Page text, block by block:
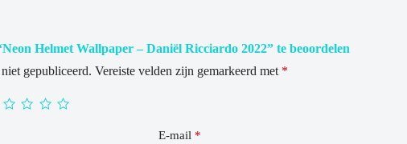
Helmet Wallpaper – Daniël Ricciardo 2022” te beoordelen
gepubliceerd. Vereiste velden zijn gemarkeerd met *
E-mail*